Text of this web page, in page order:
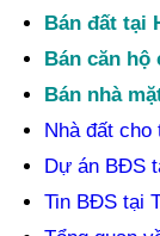
Bán đất tại
Bán căn hộ
Bán nhà
Nhà đất cho
Dự án BĐS
Tin BĐS tại